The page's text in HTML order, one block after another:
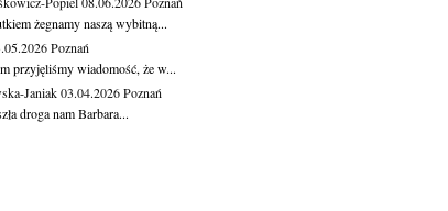
żegnamy naszą wybitną...
Poznań
przyjęliśmy wiadomość, że w...
Janiak03.04.2026Poznań
droga nam Barbara...